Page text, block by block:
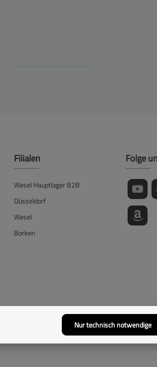
Filialen
Wesel Hauptlager B2B
Düsseldorf
Wesel
Borken
Folge
Nur technisch notwendige